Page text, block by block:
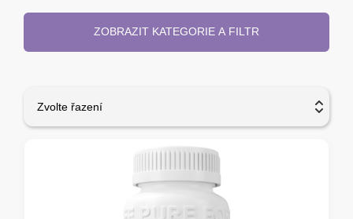
ZOBRAZIT KATEGORIE A FILTR
Zvolte řazení